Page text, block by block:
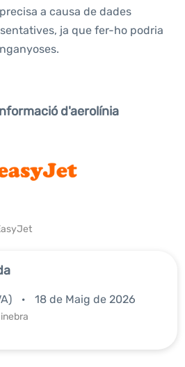
a causa de dades
ja que fer-ho podria
d'aerolínia
18 de Maig de 2026